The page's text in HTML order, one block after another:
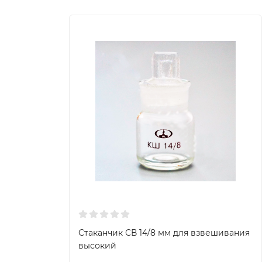
Стаканчик СВ 14/8 мм для взвешивания
высокий